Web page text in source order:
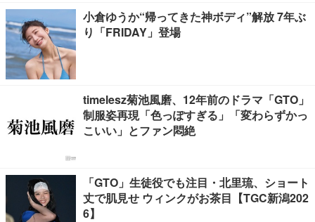
小倉ゆうか“帰ってきた神ボディ”解放 7年ぶ
り「FRIDAY」登場
timelesz菊池風磨、12年前のドラマ「GTO」
制服姿再現「色っぽすぎる」「変わらずかっ
こいい」とファン悶絶
「GTO」生徒役でも注目・北里琉、ショート
丈で肌見せ ウィンクがお茶目【TGC新潟202
6】